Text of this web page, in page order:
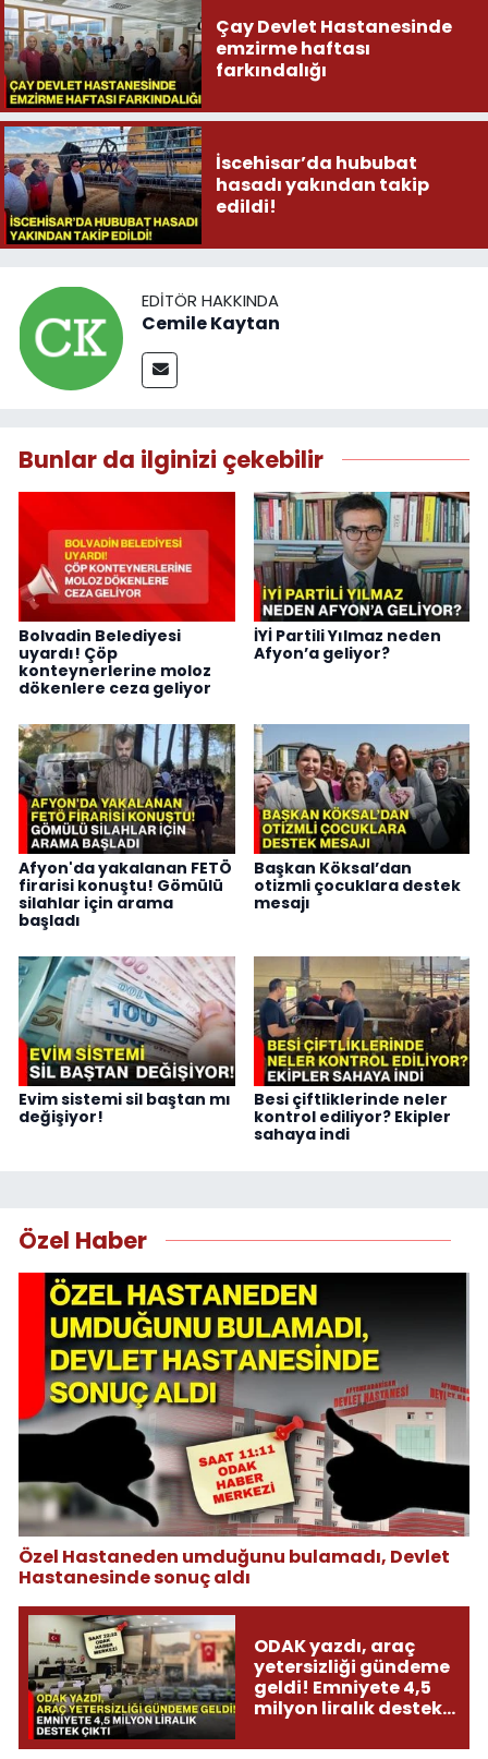
Çay Devlet Hastanesinde
emzirme haftası
farkındalığı
İscehisar’da hububat
hasadı yakından takip
edildi!
EDITÖR HAKKINDA
Cemile Kaytan
Bunlar da ilginizi çekebilir
Bolvadin Belediyesi
uyardı! Çöp
konteynerlerine moloz
dökenlere ceza geliyor
İYİ Partili Yılmaz neden
Afyon’a geliyor?
Afyon'da yakalanan FETÖ
firarisi konuştu! Gömülü
silahlar için arama
başladı
Başkan Köksal’dan
otizmli çocuklara destek
mesajı
Evim sistemi sil baştan mı
değişiyor!
Besi çiftliklerinde neler
kontrol ediliyor? Ekipler
sahaya indi
Özel Haber
Özel Hastaneden umduğunu bulamadı, Devlet
Hastanesinde sonuç aldı
ODAK yazdı, araç
yetersizliği gündeme
geldi! Emniyete 4,5
milyon liralık destek